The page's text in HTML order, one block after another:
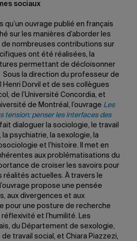
sociaux
qu’un ouvrage publié en français
sur les manières d’aborder les
de nombreuses contributions sur
ont été réalisées, la
permettant de décloisonner
Sous la direction du professeur de
Henri Dorvil et de ses collègues
de l’Université Concordia, et
de Montréal, l’ouvrage Les
tension: penser les interfaces des
dialoguer la sociologie, le travail
la psychiatrie, la sexologie, la
et l’histoire. Il met en
aux problématisations du
de croiser les savoirs pour
réalités actuelles. À travers le
propose une pensée
aux divergences et aux
pour une posture de recherche
et l’humilité. Les
du Département de sexologie,
de travail social, et Chiara Piazzezi,